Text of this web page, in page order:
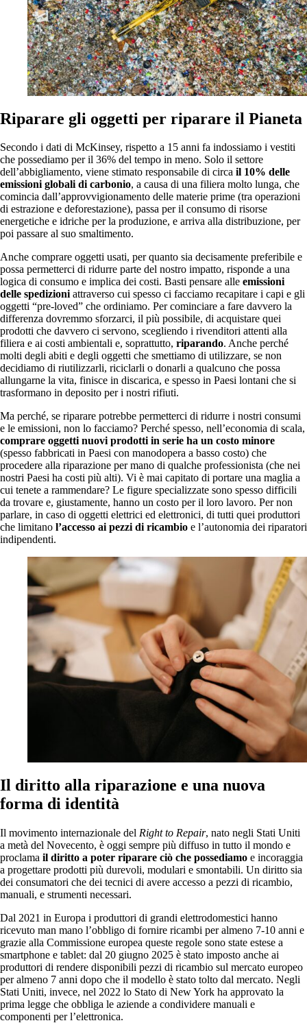
Riparare gli oggetti per riparare il Pianeta
Secondo i dati di McKinsey, rispetto a 15 anni fa indossiamo i vestiti
che possediamo per il 36% del tempo in meno. Solo il settore
dell’abbigliamento, viene stimato responsabile di circa il 10% delle
emissioni globali di carbonio, a causa di una filiera molto lunga, che
comincia dall’approvvigionamento delle materie prime (tra operazioni
di estrazione e deforestazione), passa per il consumo di risorse
energetiche e idriche per la produzione, e arriva alla distribuzione, per
poi passare al suo smaltimento.
Anche comprare oggetti usati, per quanto sia decisamente preferibile e
possa permetterci di ridurre parte del nostro impatto, risponde a una
logica di consumo e implica dei costi. Basti pensare alle emissioni
delle spedizioniattraverso cui spesso ci facciamo recapitare i capi e gli
oggetti “pre-loved” che ordiniamo. Per cominciare a fare davvero la
differenza dovremmo sforzarci, il più possibile, di acquistare quei
prodotti che davvero ci servono, scegliendo i rivenditori attenti alla
filiera e ai costi ambientali e, soprattutto, riparando. Anche perché
molti degli abiti e degli oggetti che smettiamo di utilizzare, se non
decidiamo di riutilizzarli, riciclarli o donarli a qualcuno che possa
allungarne la vita, finisce in discarica, e spesso in Paesi lontani che si
trasformano in deposito per i nostri rifiuti.
Ma perché, se riparare potrebbe permetterci di ridurre i nostri consumi
e le emissioni, non lo facciamo? Perché spesso, nell’economia di scala,
comprare oggetti nuovi prodotti in serie ha un costo minore
(spesso fabbricati in Paesi con manodopera a basso costo) che
procedere alla riparazione per mano di qualche professionista (che nei
nostri Paesi ha costi più alti). Vi è mai capitato di portare una maglia a
cui tenete a rammendare? Le figure specializzate sono spesso difficili
da trovare e, giustamente, hanno un costo per il loro lavoro. Per non
parlare, in caso di oggetti elettrici ed elettronici, di tutti quei produttori
che limitano l’accesso ai pezzi di ricambio e l’autonomia dei riparatori
indipendenti.
Il diritto alla riparazione e una nuova
forma di identità
Il movimento internazionale del Right to Repair, nato negli Stati Uniti
a metà del Novecento, è oggi sempre più diffuso in tutto il mondo e
proclama il diritto a poter riparare ciò che possediamo e incoraggia
a progettare prodotti più durevoli, modulari e smontabili. Un diritto sia
dei consumatori che dei tecnici di avere accesso a pezzi di ricambio,
manuali, e strumenti necessari.
Dal 2021 in Europa i produttori di grandi elettrodomestici hanno
ricevuto man mano l’obbligo di fornire ricambi per almeno 7-10 anni e
grazie alla Commissione europea queste regole sono state estese a
smartphone e tablet: dal 20 giugno 2025 è stato imposto anche ai
produttori di rendere disponibili pezzi di ricambio sul mercato europeo
per almeno 7 anni dopo che il modello è stato tolto dal mercato. Negli
Stati Uniti, invece, nel 2022 lo Stato di New York ha approvato la
prima legge che obbliga le aziende a condividere manuali e
componenti per l’elettronica.